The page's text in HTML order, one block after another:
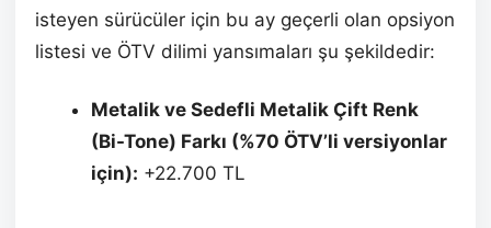
isteyen sürücüler için bu ay geçerli olan opsiyon
listesi ve ÖTV dilimi yansımaları şu şekildedir:
Metalik ve Sedefli Metalik Çift Renk
(Bi-Tone) Farkı (%70 ÖTV’li versiyonlar
için): +22.700 TL